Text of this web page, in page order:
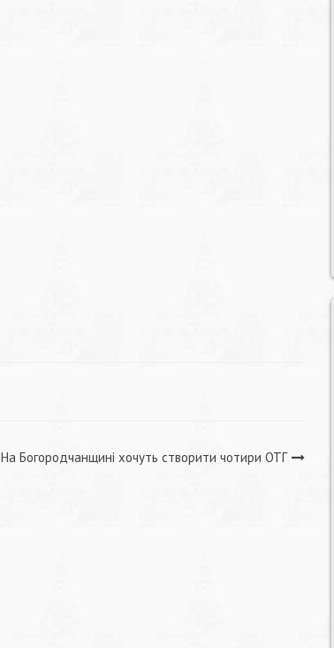
На Богородчанщині хочуть створити чотири ОТГ